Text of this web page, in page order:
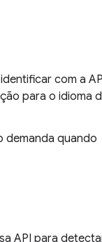
com a
para o idioma
demanda quando
API para